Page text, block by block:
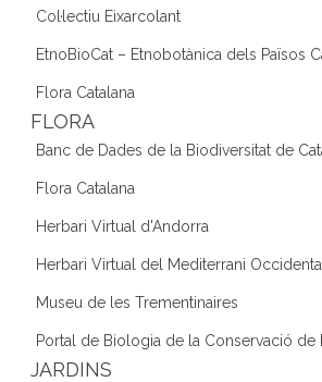
Col·lectiu Eixarcolant
EtnoBioCat – Etnobotànica dels Països
Flora Catalana
FLORA
Banc de Dades de la Biodiversitat de
Flora Catalana
Herbari Virtual d'Andorra
Herbari Virtual del Mediterrani Occidental
Museu de les Trementinaires
Portal de Biologia de la Conservació de
JARDINS